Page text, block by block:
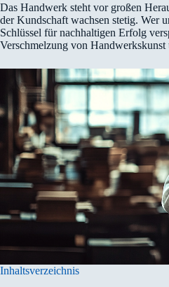
Das Handwerk steht vor großen
der Kundschaft wachsen stetig. Wer
Schlüssel für nachhaltigen Erfolg
Verschmelzung von
Inhaltsverzeichnis